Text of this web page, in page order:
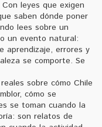
leyes que exigen
saben dónde poner
lees sobre un
un evento natural:
aprendizaje, errores y
se comporte. Se
sobre cómo Chile
cómo se
se toman cuando la
son relatos de